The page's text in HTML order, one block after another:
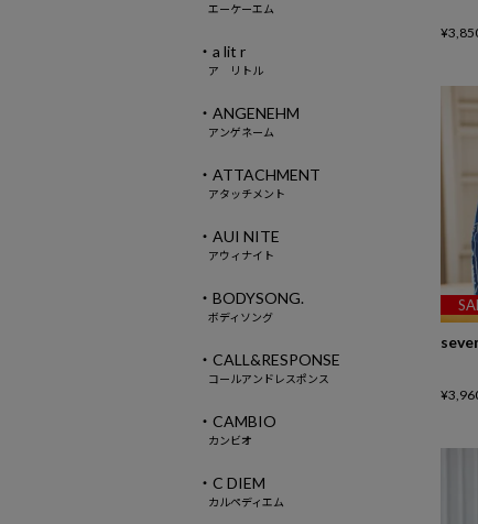
¥
¥
エーケーエム
・a lit r
ア リトル
・ANGENEHM
アンゲネーム
・ATTACHMENT
アタッチメント
・AUI NITE
アウィナイト
・BODYSONG.
ボディソング
・CALL&RESPONSE
コールアンドレスポンス
・CAMBIO
カンビオ
・C DIEM
カルペディエム